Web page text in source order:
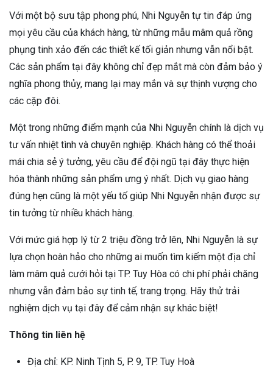
Với một bộ sưu tập phong phú, Nhi Nguyễn tự tin đáp ứng
mọi yêu cầu của khách hàng, từ những mẫu mâm quả rồng
phụng tinh xảo đến các thiết kế tối giản nhưng vẫn nổi bật.
Các sản phẩm tại đây không chỉ đẹp mắt mà còn đảm bảo ý
nghĩa phong thủy, mang lại may mắn và sự thịnh vượng cho
các cặp đôi.
Một trong những điểm mạnh của Nhi Nguyễn chính là dịch vụ
tư vấn nhiệt tình và chuyên nghiệp. Khách hàng có thể thoải
mái chia sẻ ý tưởng, yêu cầu để đội ngũ tại đây thực hiện
hóa thành những sản phẩm ưng ý nhất. Dịch vụ giao hàng
đúng hẹn cũng là một yếu tố giúp Nhi Nguyễn nhận được sự
tin tưởng từ nhiều khách hàng.
Với mức giá hợp lý từ 2 triệu đồng trở lên, Nhi Nguyễn là sự
lựa chọn hoàn hảo cho những ai muốn tìm kiếm một địa chỉ
làm mâm quả cưới hỏi tại TP. Tuy Hòa có chi phí phải chăng
nhưng vẫn đảm bảo sự tinh tế, trang trọng. Hãy thử trải
nghiệm dịch vụ tại đây để cảm nhận sự khác biệt!
Thông tin liên hệ
Địa chỉ: KP. Ninh Tịnh 5, P. 9, TP. Tuy Hoà